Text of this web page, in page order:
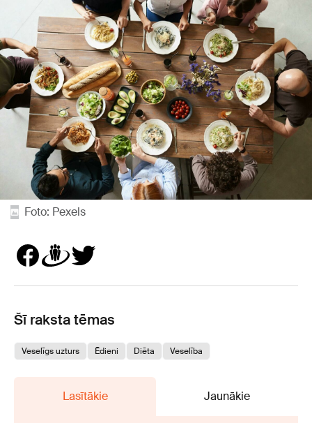
Foto: Pexels
Šī raksta tēmas
Veselīgs uzturs Ēdieni Diēta Veselība
Lasītākie Jaunākie